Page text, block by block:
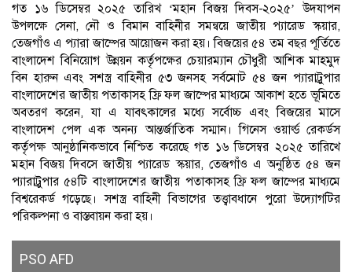
গত ১৬ ডিসেম্বর ২০২৫ তারিখ ‘মহান বিজয় দিবস-২০২৫’ উদযাপন
উপলক্ষে সেনা, নৌ ও বিমান বাহিনীর সমন্বয়ে জাতীয় প্যারেড স্কয়ার,
তেজগাঁও এ প্যারা জাম্পের আয়োজন করা হয়। বিজয়ের ৫৪ তম বছর পূর্তিতে
বাংলাদেশ বিনিয়োগ উন্নয়ন কর্তৃপক্ষের চেয়ারম্যান চৌধুরী আশিক মাহমুদ
বিন হারুন এবং সশস্ত্র বাহিনীর ৫৩ জনসহ সর্বমোট ৫৪ জন প্যারাট্রুপার
বাংলাদেশের জাতীয় পতাকাসহ ফ্রি ফল জাম্পের মাধ্যমে আকাশ হতে ভূমিতে
অবতরণ করেন, যা এ যাবৎকালের মধ্যে সর্বোচ্চ এবং বিজয়ের মাসে
বাংলাদেশ পেল এক অনন্য আন্তর্জাতিক সম্মান। গিনেস ওয়ার্ল্ড রেকর্ডস
কর্তৃপক্ষ আনুষ্ঠানিকভাবে নিশ্চিত করেছে গত ১৬ ডিসেম্বর ২০২৫ তারিখে
মহান বিজয় দিবসে জাতীয় প্যারেড স্কয়ার, তেজগাঁও এ অনুষ্ঠিত ৫৪ জন
প্যারাট্রুপার ৫৪টি বাংলাদেশের জাতীয় পতাকাসহ ফ্রি ফল জাম্পের মাধ্যমে
বিশ্বরেকর্ড গড়েছে। সশস্ত্র বাহিনী বিভাগের তত্ত্বাবধানে পুরো উদ্যোগটির
পরিকল্পনা ও বাস্তবায়ন করা হয়।
PSO AFD